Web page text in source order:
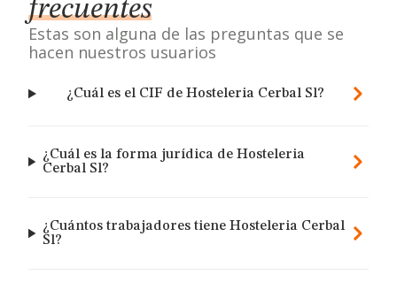
frecuentes
Estas son alguna de las preguntas que se
hacen nuestros usuarios
¿Cuál es el CIF de Hosteleria Cerbal Sl?
¿Cuál es la forma jurídica de Hosteleria
Cerbal Sl?
¿Cuántos trabajadores tiene Hosteleria Cerbal
Sl?